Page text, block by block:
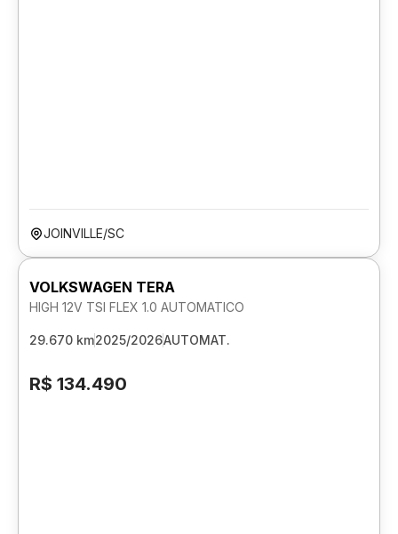
JOINVILLE/SC
VOLKSWAGEN TERA
HIGH 12V TSI FLEX 1.0 AUTOMATICO
29.670 km2025/2026AUTOMAT.
R$ 134.490